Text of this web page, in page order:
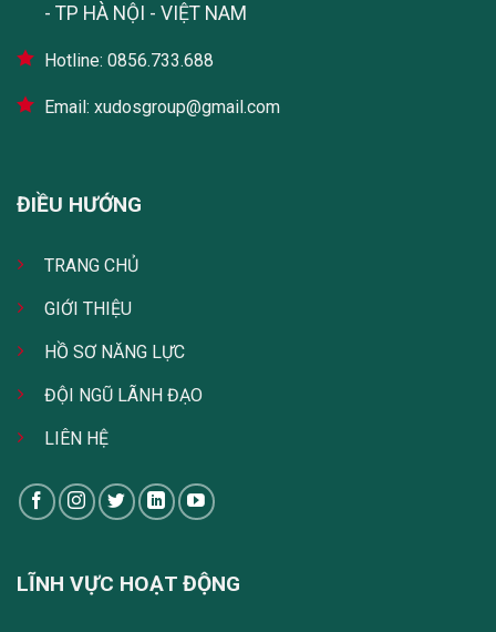
- TP HÀ NỘI - VIỆT NAM
Hotline: 0856.733.688
Email: xudosgroup@gmail.com
ĐIỀU HƯỚNG
TRANG CHỦ
GIỚI THIỆU
HỒ SƠ NĂNG LỰC
ĐỘI NGŨ LÃNH ĐẠO
LIÊN HỆ
LĨNH VỰC HOẠT ĐỘNG